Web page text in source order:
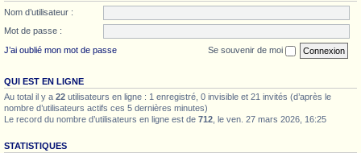
Nom d’utilisateur :
Mot de passe :
J’ai oublié mon mot de passe
Se souvenir de moi
QUI EST EN LIGNE
Au total il y a 22 utilisateurs en ligne : 1 enregistré, 0 invisible et 21 invités (d’après le
nombre d’utilisateurs actifs ces 5 dernières minutes)
Le record du nombre d’utilisateurs en ligne est de 712 , le ven. 27 mars 2026, 16:25
STATISTIQUES